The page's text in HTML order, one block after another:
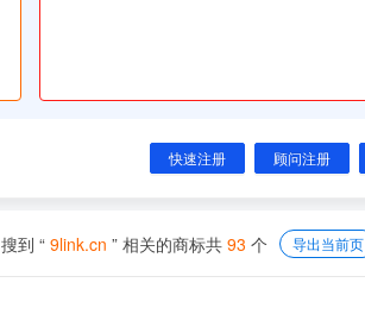
快速注册 顾问注册
搜到 “ 9link.cn ” 相关的商标共 93 个 导出当前页